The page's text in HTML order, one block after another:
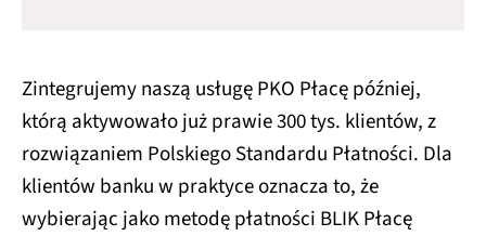
Zintegrujemy naszą usługę PKO Płacę później,
którą aktywowało już prawie 300 tys. klientów, z
rozwiązaniem Polskiego Standardu Płatności. Dla
klientów banku w praktyce oznacza to, że
wybierając jako metodę płatności BLIK Płacę